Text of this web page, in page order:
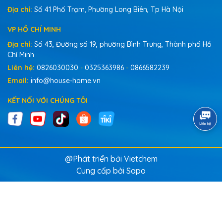
Địa chỉ: Số 41 Phố Trạm, Phường Long Biên, Tp Hà Nội
VP HỒ CHÍ MINH
Địa chỉ: Số 43, Đường số 19, phường Bình Trưng, Thành phố Hồ
Chí Minh
Liên hệ: 0826030030 - 0325363986 - 0866582239
Email: info@house-home.vn
KẾT NỐI VỚI CHÚNG TÔI
@Phát triển bởi Vietchem
Cung cấp bởi Sapo